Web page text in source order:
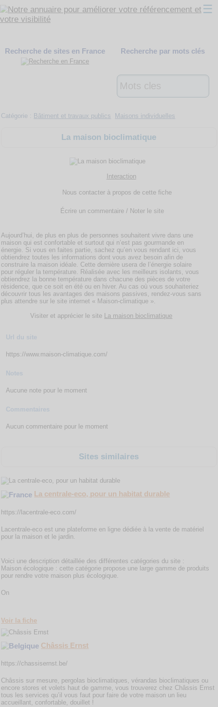
☰
Webmaster
Recherche de sites en France Recherche par mots clés
Catégorie : Bâtiment et travaux publics Maisons individuelles
La maison bioclimatique
Interaction
Nous contacter à propos de cette fiche
Écrire un commentaire / Noter le site
Aujourd’hui, de plus en plus de personnes souhaitent vivre dans une
maison qui est confortable et surtout qui n’est pas gourmande en
énergie. Si vous en faites partie, sachez qu’en vous rendant ici, vous
obtiendrez toutes les informations dont vous avez besoin afin de
construire la maison idéale. Cette dernière usera de l’énergie solaire
pour réguler la température. Réalisée avec les meilleurs isolants, vous
obtiendrez la bonne température dans chacune des pièces de votre
résidence, que ce soit en été ou en hiver. Au cas où vous souhaiteriez
découvrir tous les avantages des maisons passives, rendez-vous sans
plus attendre sur le site internet « Maison-climatique ».
Visiter et apprécier le site La maison bioclimatique
Url du site
https://www.maison-climatique.com/
Notes
Aucune note pour le moment
Commentaires
Aucun commentaire pour le moment
Sites similaires
La centrale-eco, pour un habitat durable
https://lacentrale-eco.com/
Lacentrale-eco est une plateforme en ligne dédiée à la vente de matériel
pour la maison et le jardin.
Voici une description détaillée des différentes catégories du site :
Maison écologique : cette catégorie propose une large gamme de produits
pour rendre votre maison plus écologique.
On
Voir la fiche
Châssis Ernst
https://chassisernst.be/
Châssis sur mesure, pergolas bioclimatiques, vérandas bioclimatiques ou
encore stores et volets haut de gamme, vous trouverez chez Châssis Ernst
tous les services qu’il vous faut pour faire de votre maison un lieu
accueillant, confortable, douillet !